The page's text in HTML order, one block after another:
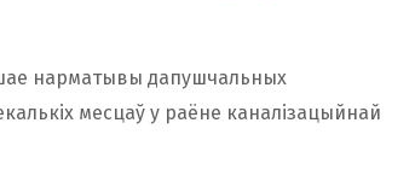
нарматывы дапушчальных
месцаў у раёне каналізацыйнай